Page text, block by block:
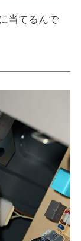
当てるんで